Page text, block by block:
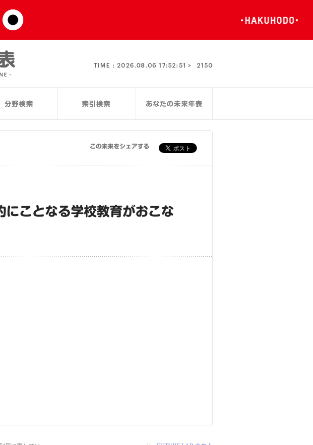
TIME :2026.08.06 17:52:51 > 2150
この未来をシェアする
ことなる学校教育がおこな